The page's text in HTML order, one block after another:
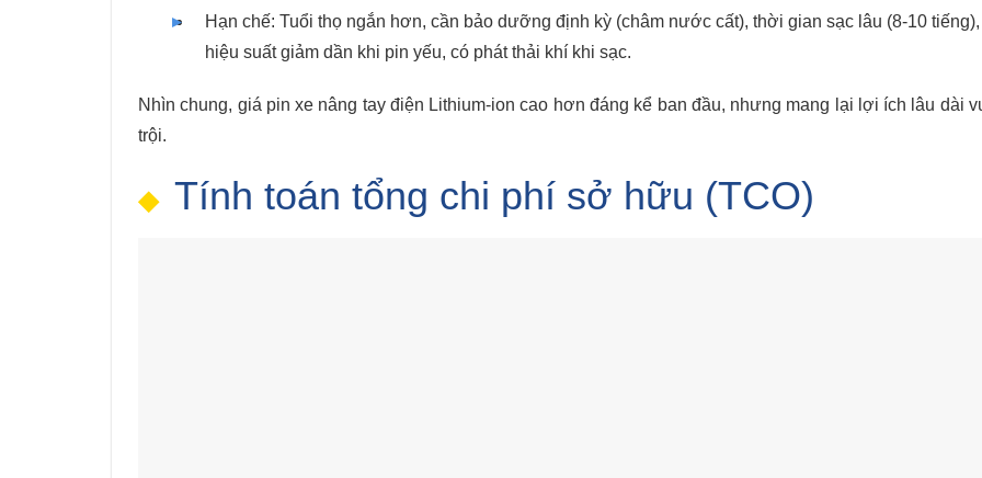
Hạn chế: Tuổi thọ ngắn hơn, cần bảo dưỡng định kỳ (châm nước cất), thời gian sạc lâu (8-10 tiếng),
hiệu suất giảm dần khi pin yếu, có phát thải khí khi sạc.
Nhìn chung, giá pin xe nâng tay điện Lithium-ion cao hơn đáng kể ban đầu, nhưng mang lại lợi ích lâu dài
trội.
Tính toán tổng chi phí sở hữu (TCO)